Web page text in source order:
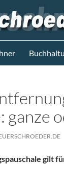
ganze
gilt